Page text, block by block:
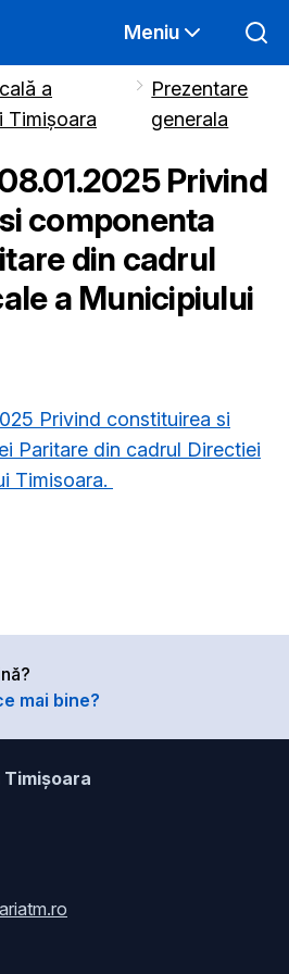
Meniu
a
Timișoara
Prezentare
generala
Privind
componenta
din cadrul
a Municipiului
Privind constituirea si
Paritare din cadrul Directiei
Timisoara.
mai bine?